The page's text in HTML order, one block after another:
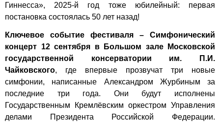
Гиннесса», 2025-й год тоже юбилейный: первая
постановка состоялась 50 лет назад!
Ключевое событие фестиваля – Симфонический
концерт 12 сентября в Большом зале Московской
государственной консерватории им. П.И.
Чайковского, где впервые прозвучат три новые
симфонии, написанные Александром Журбиным за
последние три года. Они будут исполнены
Государственным Кремлёвским оркестром Управления
делами Президента Российской Федерации.